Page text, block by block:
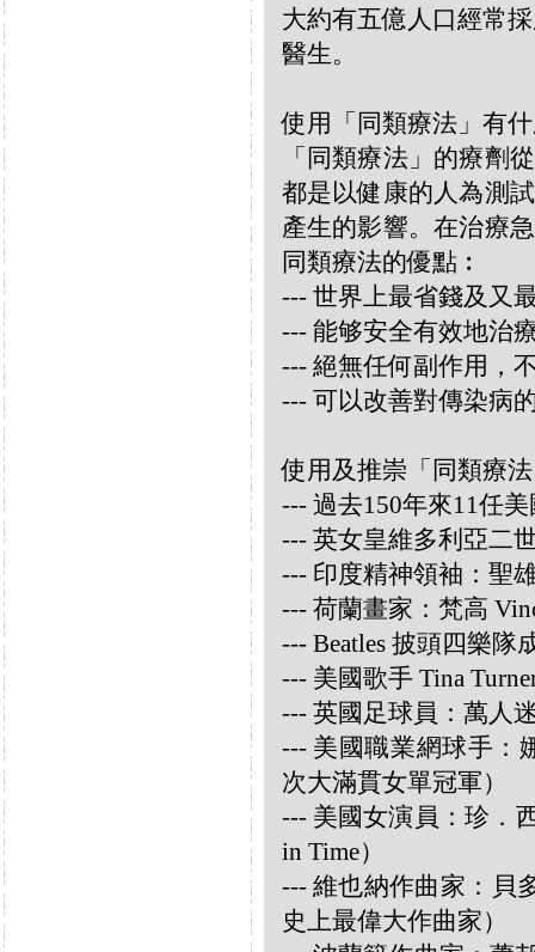
大約有五億人口經常
醫生。
使用「同類療法」有
「同類療法」的療劑
都是以健康的人為測
產生的影響。在治療
同類療法的優點︰
--- 世界上最省錢及又
--- 能够安全有效地治
--- 絕無任何副作用，
--- 可以改善對傳染病
使用及推崇「同類療
--- 過去150年來11任
--- 英女皇維多利亞二
--- 印度精神領袖：聖
--- 荷蘭畫家：梵高
--- Beatles 披頭四樂隊
--- 美國歌手 Tina
--- 英國足球員：萬人
--- 美國職業網球手：
次大滿貫女單冠軍）
--- 美國女演員：珍．
in Time）
--- 維也納作曲家：貝
史上最偉大作曲家）